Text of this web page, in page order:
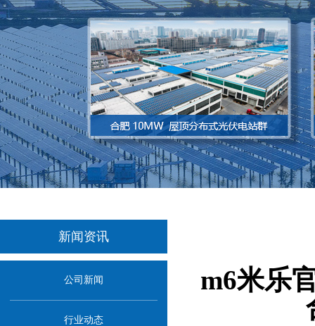
新闻资讯
公司新闻
行业动态
m6米乐